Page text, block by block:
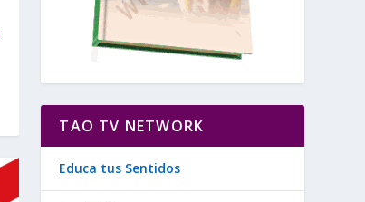
TAO TV NETWORK
Educa tus Sentidos